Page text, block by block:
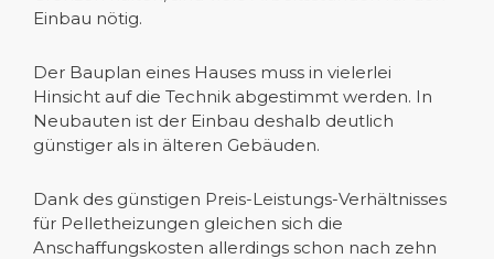
Einbau nötig.
Der Bauplan eines Hauses muss in vielerlei
Hinsicht auf die Technik abgestimmt werden. In
Neubauten ist der Einbau deshalb deutlich
günstiger als in älteren Gebäuden.
Dank des günstigen Preis-Leistungs-Verhältnisses
für Pelletheizungen gleichen sich die
Anschaffungskosten allerdings schon nach zehn